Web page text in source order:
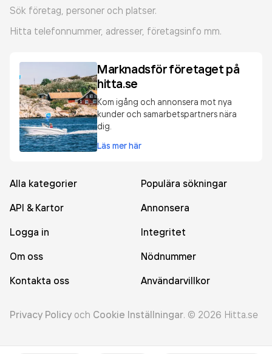
Sök företag, personer och platser.
Hitta telefonnummer, adresser, företagsinfo mm.
Marknadsför företaget på
hitta.se
Kom igång och annonsera mot nya
kunder och samarbetspartners nära
dig.
Läs mer här
Alla kategorier
Populära sökningar
API & Kartor
Annonsera
Logga in
Integritet
Om oss
Nödnummer
Kontakta oss
Användarvillkor
Privacy Policy och Cookie Inställningar. © 2026 Hitta.se